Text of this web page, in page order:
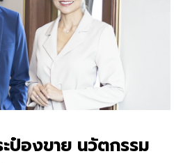
ป๋องขาย นวัตกรรม